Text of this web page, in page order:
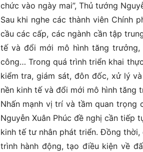
chức vào ngày mai”, Thủ tướng
Sau khi nghe các thành viên Chính
cầu các cấp, các ngành cần tập
tế và đổi mới mô hình tăng
công… Trong quá trình triển khai
kiểm tra, giám sát, đôn đốc, xử lý
nền kinh tế và đổi mới mô hình tăng
Nhấn mạnh vị trí và tầm quan trọng
Nguyễn Xuân Phúc đề nghị cần tiếp
kinh tế tư nhân phát triển. Đồng
trình hành động, tạo điều kiện về